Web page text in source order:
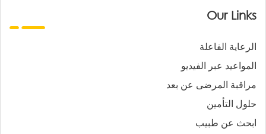
Our Links
الرعاية الفاعلة
المواعيد عبر الفيديو
مراقبة المرضى عن بعد
حلول التأمين
ابحث عن طبيب